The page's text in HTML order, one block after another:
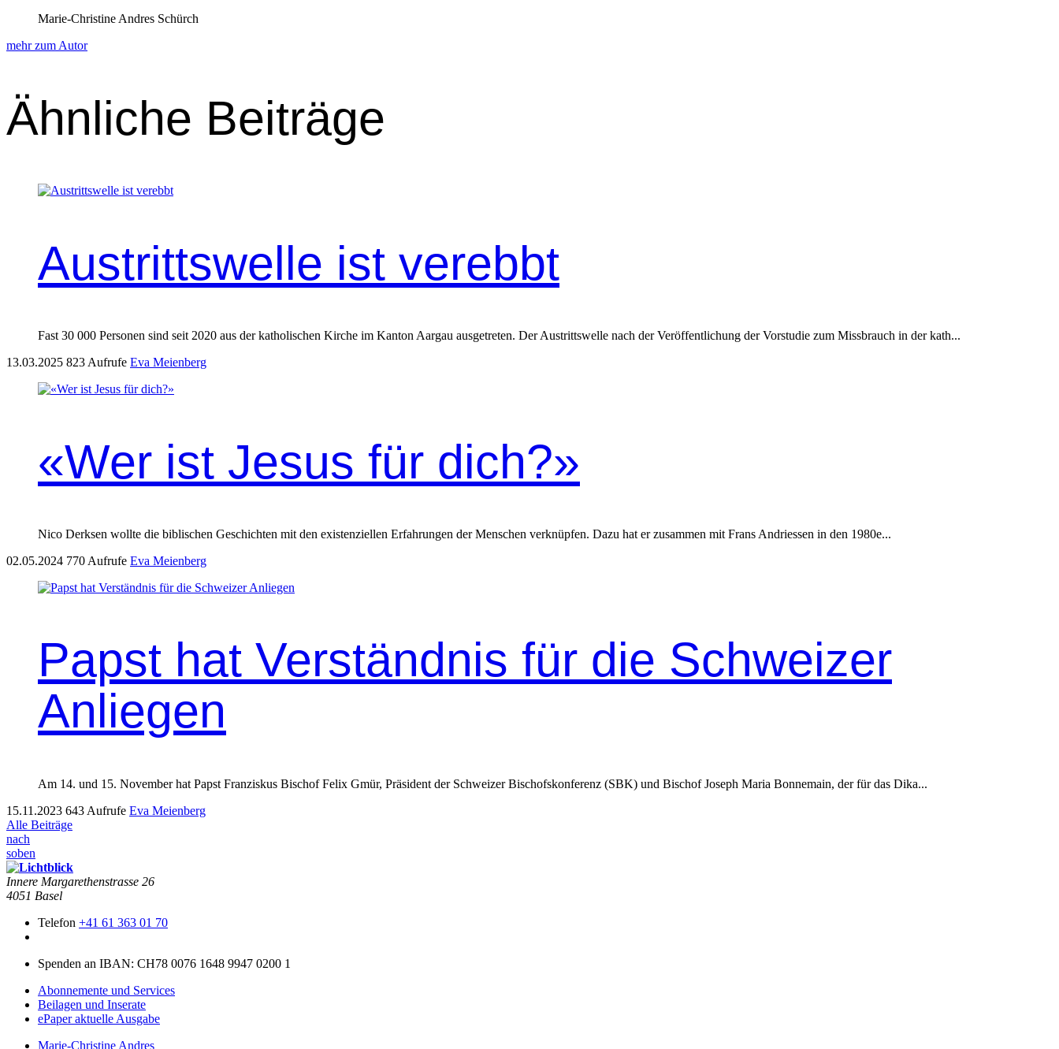
Marie-Christine Andres Schürch
mehr zum Autor
Ähnliche Beiträge
Austrittswelle ist verebbt
Fast 30 000 Personen sind seit 2020 aus der katholischen Kirche im Kanton Aargau ausgetreten. Der Austrittswelle nach der Veröffentlichung der Vorstudie zum Missbrauch in der kath...
13.03.2025 823 Aufrufe Eva Meienberg
«Wer ist Jesus für dich?»
Nico Derk­sen wollte die bib­lis­chen Geschicht­en mit den exis­ten­ziellen Erfahrun­gen der Men­schen verknüpfen. Dazu hat er zusam­men mit Frans Andriessen in den 1980e...
02.05.2024 770 Aufrufe Eva Meienberg
Papst hat Verständnis für die Schweizer
Anliegen
Am 14. und 15. Novem­ber hat Papst Franziskus Bischof Felix Gmür, Präsi­dent der Schweiz­er Bischof­skon­ferenz (SBK) und Bischof Joseph Maria Bon­nemain, der für das Dika...
15.11.2023 643 Aufrufe Eva Meienberg
Alle Beiträge
nach
soben
Innere Mar­garethen­strasse 26
4051 Basel
Telefon +41 61 363 01 70
Spenden an IBAN: CH78 0076 1648 9947 0200 1
Abonnemente und Services
Beilagen und Inserate
ePaper aktuelle Ausgabe
Marie-Christine Andres